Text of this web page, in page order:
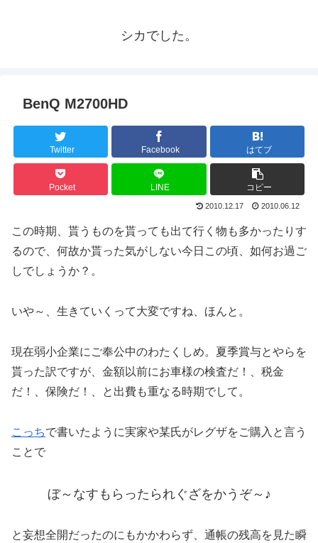
シカでした。
BenQ M2700HD
Twitter Facebook はてブ
Pocket LINE コピー
2010.12.17 2010.06.12
この時期、貰うものを貰っても出て行く物も多かったりす
るので、何故か貰った気がしない今日この頃、如何お過ご
しでしょうか？。
いや～、生きていくって大変ですね、ほんと。
現在弱小企業にご奉公中のわたくしめ。夏季賞与とやらを
貰った訳ですが、金額以前にお車様の検査だ！、税金
だ！、保険だ！、と出費も重なる時期でして。
こっちで書いたように実家や某氏がレグザをご購入と言う
ことで
ぼ～なすもらったられぐざをかうぞ～♪
と妄想全開だったのにもかかわらず、通帳の残高を見た瞬